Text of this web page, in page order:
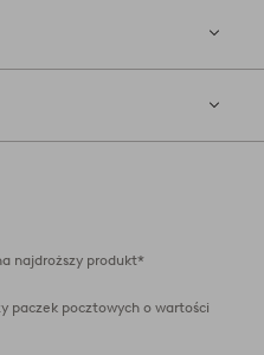
najdroższy produkt*
paczek pocztowych o wartości